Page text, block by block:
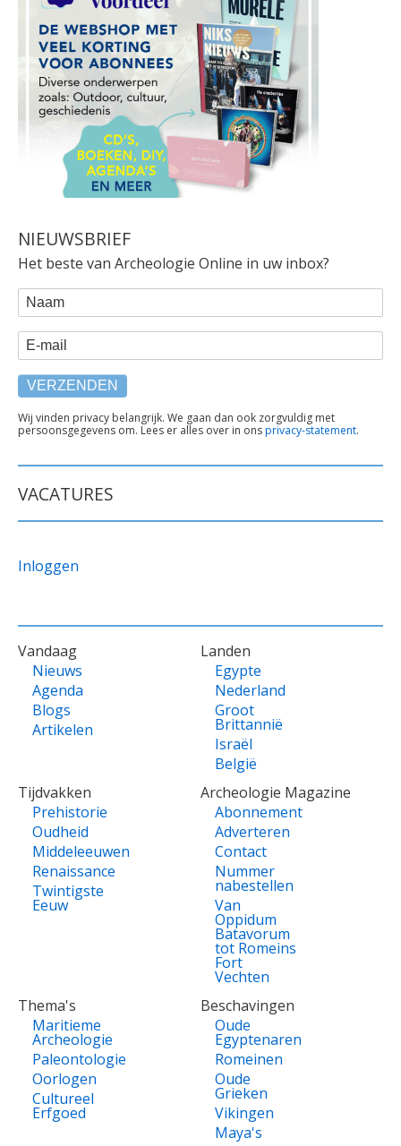
NIEUWSBRIEF
Het beste van Archeologie Online in uw inbox?
WEBFORM
Naam
E-mail
TEKST
ONDER
Wij vinden privacy belangrijk. We gaan dan ook zorgvuldig met
persoonsgegevens om. Lees er alles over in onsprivacy-statement.
VACATURES
Inloggen
VOET
Vandaag
Nieuws
Agenda
Blogs
Artikelen
Landen
Egypte
Nederland
Groot
Brittannië
Israël
België
Tijdvakken
Prehistorie
Oudheid
Middeleeuwen
Renaissance
Twintigste
Eeuw
Archeologie Magazine
Abonnement
Adverteren
Contact
Nummer
nabestellen
Van
Oppidum
Batavorum
tot Romeins
Fort
Vechten
Thema's
Maritieme
Archeologie
Paleontologie
Oorlogen
Cultureel
Erfgoed
Beschavingen
Oude
Egyptenaren
Romeinen
Oude
Grieken
Vikingen
Maya's